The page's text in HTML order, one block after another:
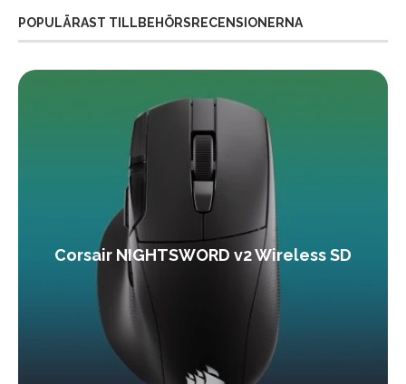
POPULÄRAST TILLBEHÖRSRECENSIONERNA
Corsair NIGHTSWORD v2 Wireless SD